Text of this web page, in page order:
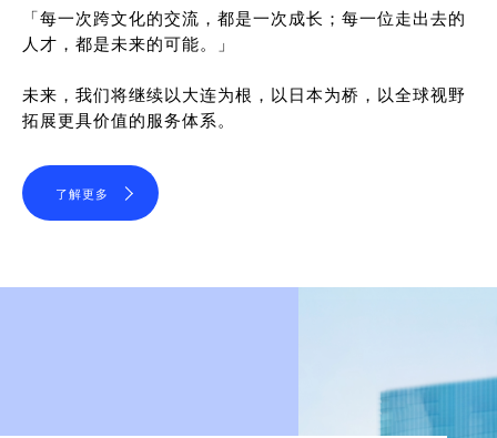
「每一次跨文化的交流，都是一次成长；每一位走出去的
人才，都是未来的可能。」
未来，我们将继续以大连为根，以日本为桥，以全球视野
拓展更具价值的服务体系。
了解更多